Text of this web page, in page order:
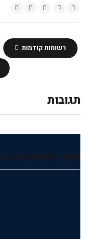
רשומות קודמות
תגובות
הוסף רשומת תגובה